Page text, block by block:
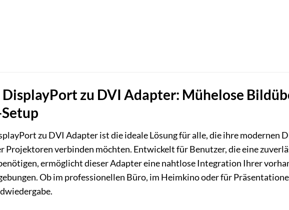
zu DVI Adapter: Mühelose
zu DVI Adapter ist die ideale Lösung für alle, die ihre modernen
Projektoren verbinden möchten. Entwickelt für Benutzer, die eine
ermöglicht dieser Adapter eine nahtlose Integration Ihrer
Ob im professionellen Büro, im Heimkino oder für